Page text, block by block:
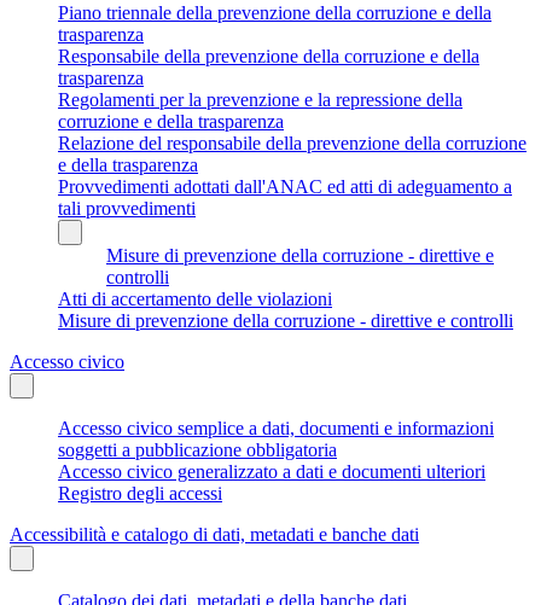
Piano triennale della prevenzione della corruzione e della
trasparenza
Responsabile della prevenzione della corruzione e della
trasparenza
Regolamenti per la prevenzione e la repressione della
corruzione e della trasparenza
Relazione del responsabile della prevenzione della corruzione
e della trasparenza
Provvedimenti adottati dall'ANAC ed atti di adeguamento a
tali provvedimenti
Misure di prevenzione della corruzione - direttive e
controlli
Atti di accertamento delle violazioni
Misure di prevenzione della corruzione - direttive e controlli
Accesso civico
Accesso civico semplice a dati, documenti e informazioni
soggetti a pubblicazione obbligatoria
Accesso civico generalizzato a dati e documenti ulteriori
Registro degli accessi
Accessibilità e catalogo di dati, metadati e banche dati
Catalogo dei dati, metadati e della banche dati